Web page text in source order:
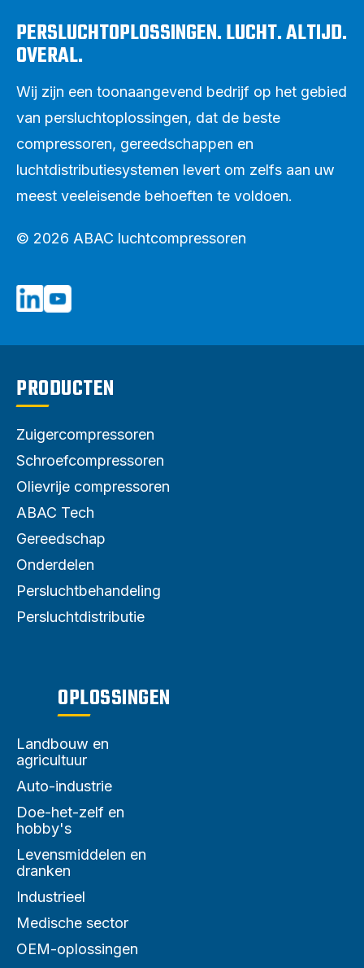
PERSLUCHTOPLOSSINGEN. LUCHT. ALTIJD.
OVERAL.
Wij zijn een toonaangevend bedrijf op het gebied
van persluchtoplossingen, dat de beste
compressoren, gereedschappen en
luchtdistributiesystemen levert om zelfs aan uw
meest veeleisende behoeften te voldoen.
© 2026 ABAC luchtcompressoren
PRODUCTEN
Zuigercompressoren
Schroefcompressoren
Olievrije compressoren
ABAC Tech
Gereedschap
Onderdelen
Persluchtbehandeling
Persluchtdistributie
OPLOSSINGEN
Landbouw en
agricultuur
Auto-industrie
Doe-het-zelf en
hobby's
Levensmiddelen en
dranken
Industrieel
Medische sector
OEM-oplossingen